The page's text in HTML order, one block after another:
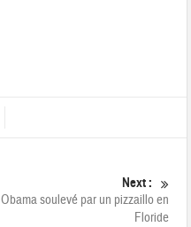
Next :
Obama soulevé par un pizzaillo en
Floride